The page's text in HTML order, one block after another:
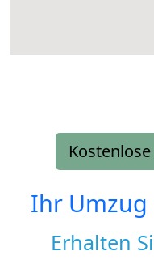
Ihr Umzug
Erhalten